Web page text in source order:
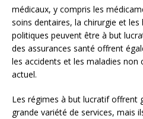
médicaux, y compris les
soins dentaires, la chirurgie et
politiques peuvent être à but
des assurances santé offrent
les accidents et les maladies
actuel.
Les régimes à but lucratif offrent
grande variété de services, mais